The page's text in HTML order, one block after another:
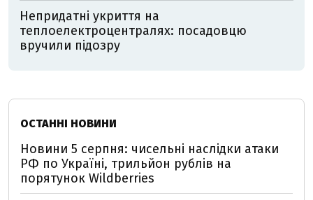
Непридатні укриття на
теплоелектроцентралях: посадовцю
вручили підозру
ОСТАННІ НОВИНИ
Новини 5 серпня: чисельні наслідки атаки
РФ по Україні, трильйон рублів на
порятунок Wildberries